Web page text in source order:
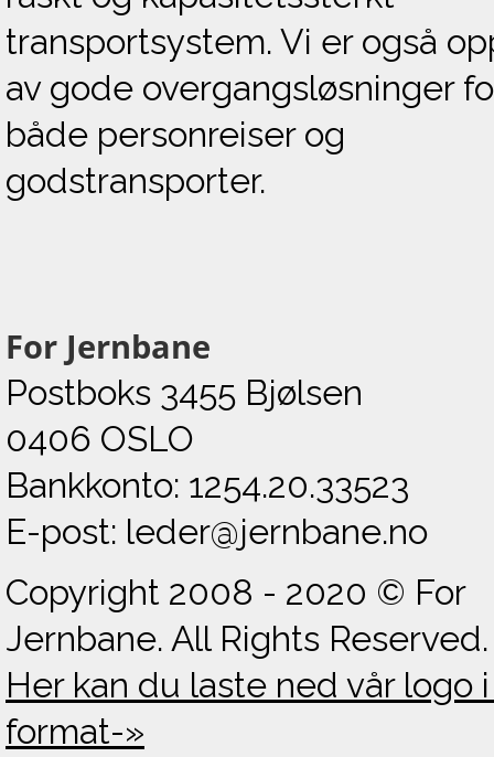
transportsystem. Vi er også
av gode overgangsløsninger
både personreiser og
godstransporter.
For Jernbane
Postboks 3455 Bjølsen
0406 OSLO
Bankkonto: 1254.20.33523
E-post: leder@jernbane.no
Copyright 2008 - 2020 © For
Jernbane. All Rights Reserved.
Her kan du laste ned vår logo
format-»